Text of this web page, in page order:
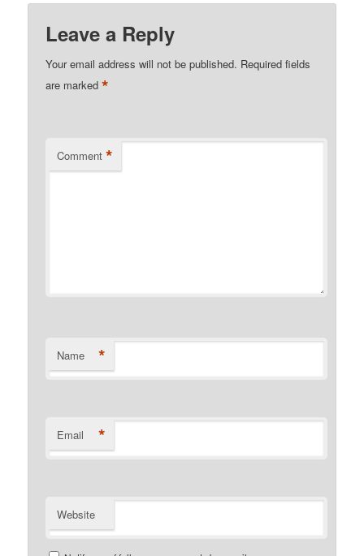
Leave a Reply
Your email address will not be published. Required fields
are marked*
Comment *
Name *
Email *
Website